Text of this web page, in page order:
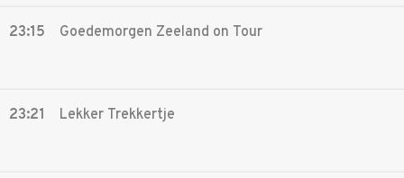
23:15 Goedemorgen Zeeland on Tour
23:21 Lekker Trekkertje